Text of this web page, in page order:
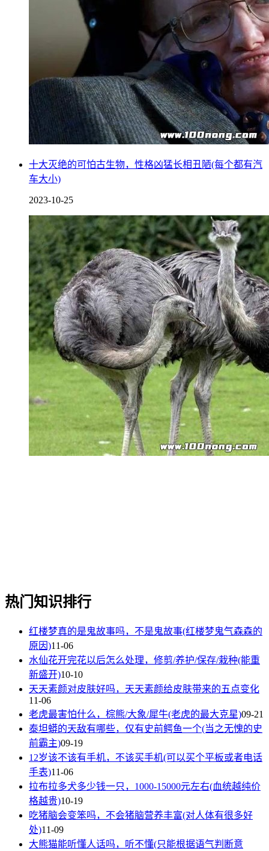
十大灭绝的可怕古生物，性格凶猛长相丑陋(每个都有汽
车大小)
2023-10-25
热门知识排行
红楼梦真的是鬼故事吗，不是鬼故事(红楼梦鬼气森森的
原因)11-06
水仙花开完花以后怎么处理，修剪/养护/保存/栽种(能重
新盛开)10-10
天天素颜对皮肤好吗，天天素颜给皮肤带来的五点变化
11-06
老虎最害怕什么，棕熊/大象/犀牛(老虎的最大克星)09-21
泰坦蟒的天敌有哪些，仅有史前鳄鱼一个(当之无愧的史
前霸主)09-19
12岁该不该有手机，不该买手机(可以买个平板或者电话
手表)11-06
拉布拉多犬多少钱一只，1000-15000元左右(血统越纯价
格越贵)10-19
吃猪脑会变笨吗，不会猪脑营养丰富(对人体有很多好
处)11-09
大熊猫能听懂人话吗，听不懂(只能根据语气判断意